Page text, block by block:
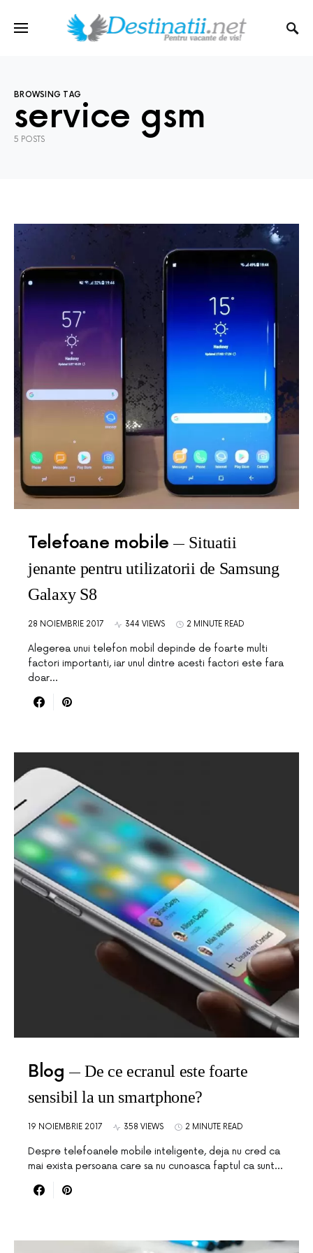
BROWSING TAG
service gsm
5 POSTS
Telefoane mobile
Situatii
jenante pentru utilizatorii de Samsung
Galaxy S8
28 NOIEMBRIE 2017 344 VIEWS 2 MINUTE READ
Alegerea unui telefon mobil depinde de foarte multi
factori importanti, iar unul dintre acesti factori este fara
doar…
Blog
De ce ecranul este foarte
sensibil la un smartphone?
19 NOIEMBRIE 2017 358 VIEWS 2 MINUTE READ
Despre telefoanele mobile inteligente, deja nu cred ca
mai exista persoana care sa nu cunoasca faptul ca sunt…